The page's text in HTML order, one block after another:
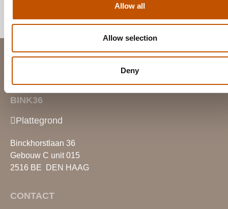
Allow all
Allow selection
Deny
Ophalen in de winkel mogelijk
BINK36
Plattegrond
Binckhorstlaan 36
Gebouw C unit 015
2516 BE DEN HAAG
CONTACT